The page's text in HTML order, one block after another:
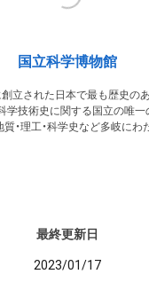
国立科学博物館
創立された日本で最も歴史の
学技術史に関する国立の唯
・理工・科学史など多岐に
最終更新日
2023/01/17